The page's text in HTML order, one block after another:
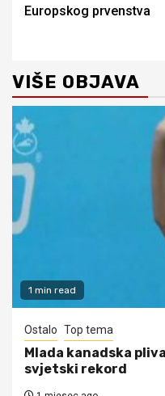
Europskog prvenstva
VIŠE OBJAVA
1 min read
Ostalo Top tema
Mlada kanadska
svjetski rekord